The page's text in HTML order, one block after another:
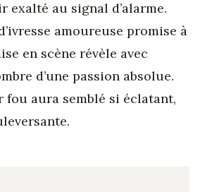
exalté au signal d’alarme.
amoureuse promise à
en scène révèle avec
d’une passion absolue.
fou aura semblé si éclatant,